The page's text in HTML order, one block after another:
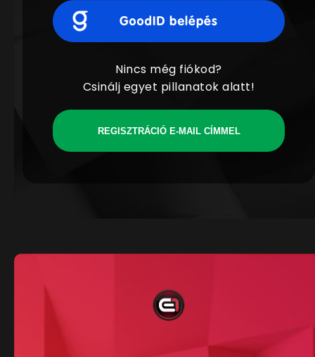
Nincs még fiókod?
Csinálj egyet pillanatok alatt!
REGISZTRÁCIÓ E-MAIL CÍMMEL